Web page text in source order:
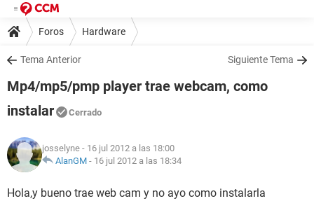
Foros Hardware
Tema Anterior Siguiente Tema
Mp4/mp5/pmp player trae webcam, como
instalar
Cerrado
josselyne - 16 jul 2012 a las 18:00
AlanGM - 16 jul 2012 a las 18:34
Hola,y bueno trae web cam y no ayo como instalarla